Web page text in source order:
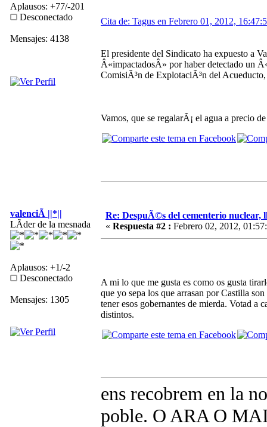
Aplausos: +77/-201
Desconectado
Mensajes: 4138
Cita de: Tagus en Febrero 01, 2012,
El presidente del Sindicato ha expuesto a
Â«impactadosÂ» por haber detectado un
ComisiÃ³n de ExplotaciÃ³n del
Vamos, que se regalarÃ¡ el agua a precio
valenciÃ ||*||
LÃ­der de la mesnada
Aplausos: +1/-2
Desconectado
Mensajes: 1305
Re: DespuÃ©s del cementerio nuclear,
« Respuesta #2 : Febrero 02, 2012,
A mi lo que me gusta es como os gusta
que yo sepa los que arrasan por Castilla
tener esos gobernantes de mierda. Votad a
distintos.
ens recobrem en la
poble. O ARA O